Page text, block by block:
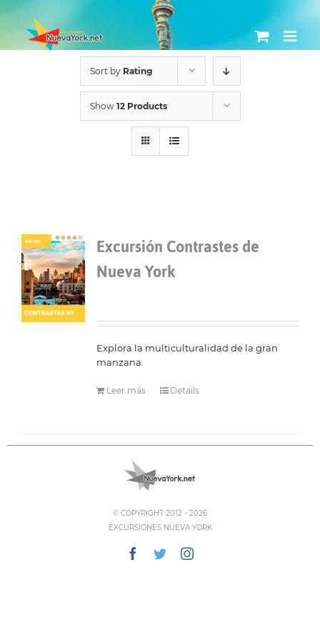
Skip
content
Sort by Rating
Show 12 Products
Excursión Contrastes de
Nueva York
$45.00
Explora la multiculturalidad de la gran
manzana.
Leer más Details
© COPYRIGHT 2012 - 2026
EXCURSIONES NUEVA YORK
Facebook
TwitterInstagram